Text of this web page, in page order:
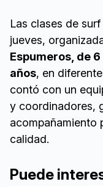
Las clases de
jueves,
Espumeros, de 6
años, en
contó con un
y coordinadores,
acompañamiento
calidad.
Puede